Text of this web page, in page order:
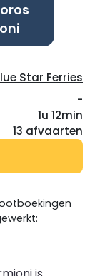
Star Ferries
-
1u 12min
13 afvaarten